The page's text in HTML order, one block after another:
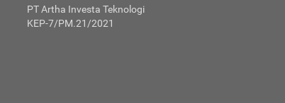
PT Artha Investa Teknologi
KEP-7/PM.21/2021